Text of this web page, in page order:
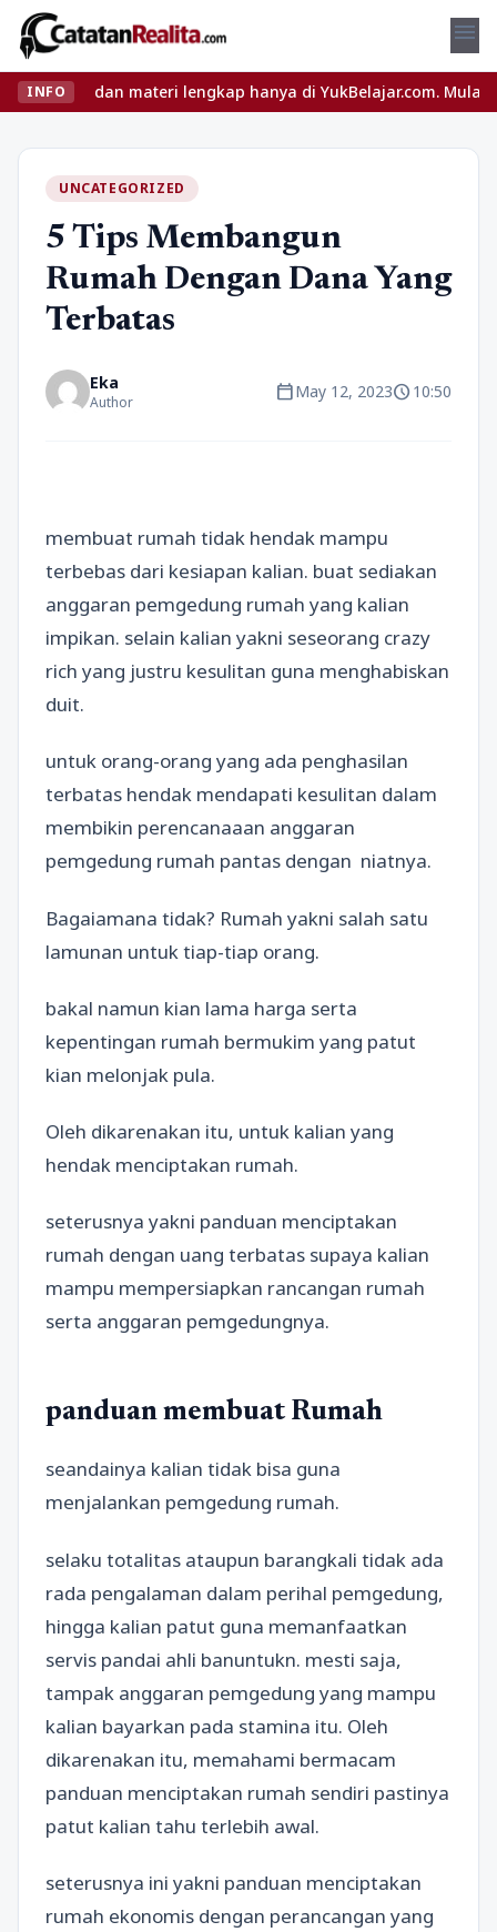
menu
INFOmateri lengkap hanya di YukBelajar.com. Mulai langkah
UNCATEGORIZED
5 Tips Membangun
Rumah Dengan Dana Yang
Terbatas
Eka
Author calendar_todayMay 12, 2023schedule10:50
membuat rumah tidak hendak mampu
terbebas dari kesiapan kalian. buat sediakan
anggaran pemgedung rumah yang kalian
impikan. selain kalian yakni seseorang crazy
rich yang justru kesulitan guna menghabiskan
duit.
untuk orang-orang yang ada penghasilan
terbatas hendak mendapati kesulitan dalam
membikin perencanaaan anggaran
pemgedung rumah pantas dengan niatnya.
Bagaiamana tidak? Rumah yakni salah satu
lamunan untuk tiap-tiap orang.
bakal namun kian lama harga serta
kepentingan rumah bermukim yang patut
kian melonjak pula.
Oleh dikarenakan itu, untuk kalian yang
hendak menciptakan rumah.
seterusnya yakni panduan menciptakan
rumah dengan uang terbatas supaya kalian
mampu mempersiapkan rancangan rumah
serta anggaran pemgedungnya.
panduan membuat Rumah
seandainya kalian tidak bisa guna
menjalankan pemgedung rumah.
selaku totalitas ataupun barangkali tidak ada
rada pengalaman dalam perihal pemgedung,
hingga kalian patut guna memanfaatkan
servis pandai ahli banuntukn. mesti saja,
tampak anggaran pemgedung yang mampu
kalian bayarkan pada stamina itu. Oleh
dikarenakan itu, memahami bermacam
panduan menciptakan rumah sendiri pastinya
patut kalian tahu terlebih awal.
seterusnya ini yakni panduan menciptakan
rumah ekonomis dengan perancangan yang